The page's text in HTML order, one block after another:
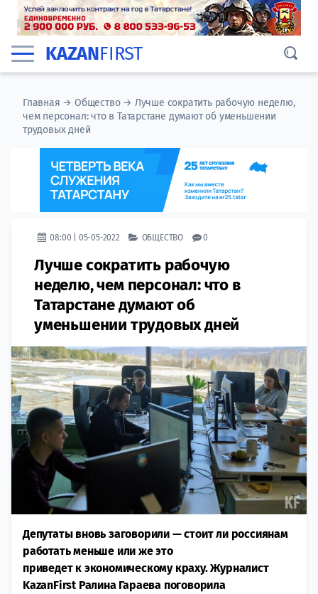
KAZANFIRST
Главная →Общество→ Лучше сократить рабочую неделю,
чем персонал: что в Татарстане думают об уменьшении
трудовых дней
08:00 | 05-05-2022 ОБЩЕСТВО 0
Лучше сократить рабочую
неделю, чем персонал: что в
Татарстане думают об
уменьшении трудовых дней
Депутаты вновь заговорили — стоит ли россиянам
работать меньше или же это
приведет к экономическому краху. Журналист
KazanFirst Ралина Гараева поговорила